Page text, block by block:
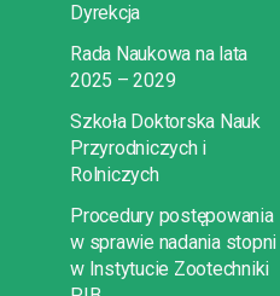
Dyrekcja
Rada Naukowa na lata
2025 – 2029
Szkoła Doktorska Nauk
Przyrodniczych i
Rolniczych
Procedury postępowania
w sprawie nadania stopni
w Instytucie Zootechniki